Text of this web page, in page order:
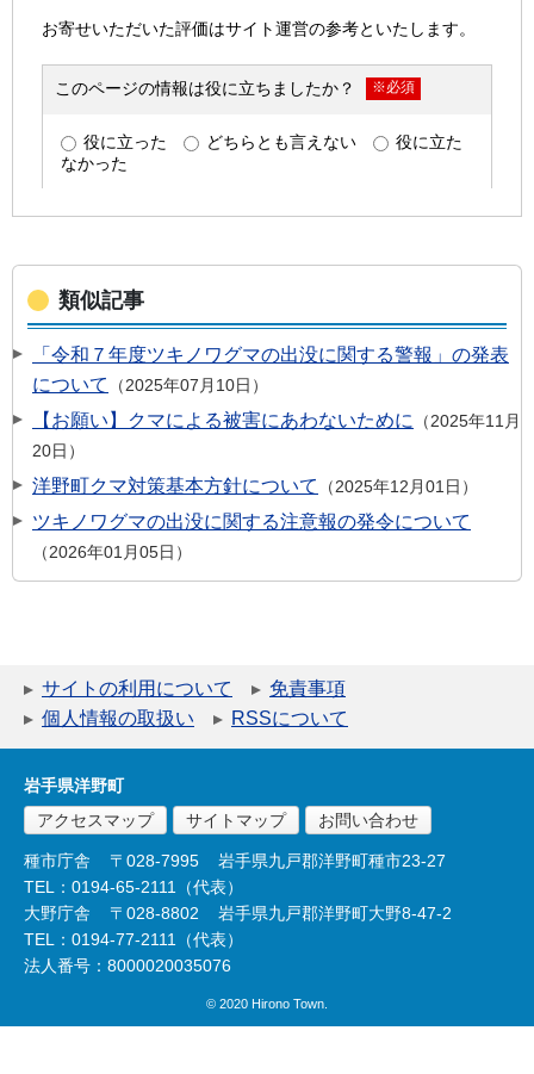
類似記事
「令和７年度ツキノワグマの出没に関する警報」の発表
について
2025年07月10日
【お願い】クマによる被害にあわないために
2025年11月
20日
洋野町クマ対策基本方針について 2025年12月01日
ツキノワグマの出没に関する注意報の発令について
2026年01月05日
サイトの利用について
免責事項
個人情報の取扱い
RSSについて
岩手県洋野町
アクセスマップ
サイトマップ お問い合わせ
種市庁舎 〒028-7995
岩手県九戸郡洋野町種市23-27
TEL：0194-65-2111（代表）
大野庁舎
〒028-8802
岩手県九戸郡洋野町大野8-47-2
TEL：0194-77-2111（代表）
法人番号：8000020035076
© 2020 Hirono Town.